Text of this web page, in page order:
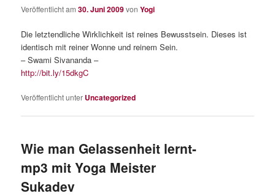
Veröffentlicht am30. Juni 2009vonYogi
Die letztendliche Wirklichkeit ist reines Bewusstsein. Dieses ist
identisch mit reiner Wonne und reinem Sein.
– Swami Sivananda –
http://bit.ly/15dkgC
Veröffentlicht unter Uncategorized
Wie man Gelassenheit lernt-
mp3 mit Yoga Meister
Sukadev